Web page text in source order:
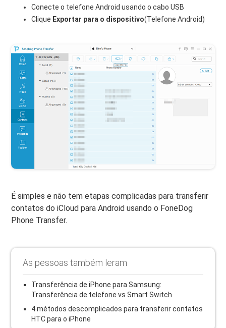
Conecte o telefone Android usando o cabo USB
Clique Exportar para o dispositivo(Telefone Android)
É simples e não tem etapas complicadas para transferir
contatos do iCloud para Android usando o FoneDog
Phone Transfer.
As pessoas também leram
Transferência de iPhone para Samsung:
Transferência de telefone vs Smart Switch
4 métodos descomplicados para transferir contatos
HTC para o iPhone